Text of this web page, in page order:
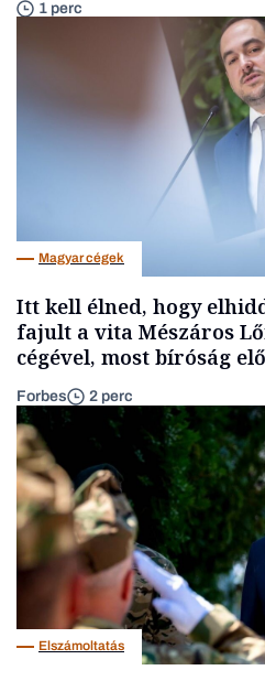
1 perc
Magyar cégek
Itt kell élned, hogy
fajult a vita Mészáros
cégével, most bíróság
Forbes 2 perc
Elszámoltatás